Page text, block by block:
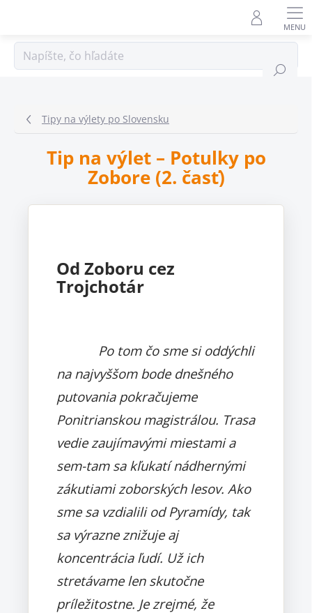
na
obsah
Hľadať
Tipy na výlety po Slovensku
Tip na výlet – Potulky po
Zobore (2. časť)
Od Zoboru cez
Trojchotár
Po tom čo sme si oddýchli
na najvyššom bode dnešného
putovania pokračujeme
Ponitrianskou magistrálou. Trasa
vedie zaujímavými miestami a
sem-tam sa kľukatí nádhernými
zákutiami zoborských lesov. Ako
sme sa vzdialili od Pyramídy, tak
sa výrazne znižuje aj
koncentrácia ľudí. Už ich
stretávame len skutočne
príležitostne. Je zrejmé, že